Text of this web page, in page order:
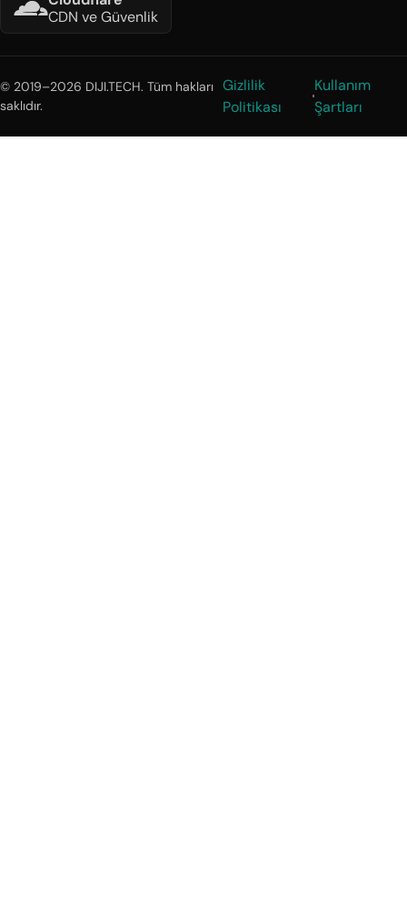
CDN ve Güvenlik
© 2019–2026 DIJI.TECH. Tüm hakları
saklıdır.
Gizlilik
Politikası
Kullanım
Şartları